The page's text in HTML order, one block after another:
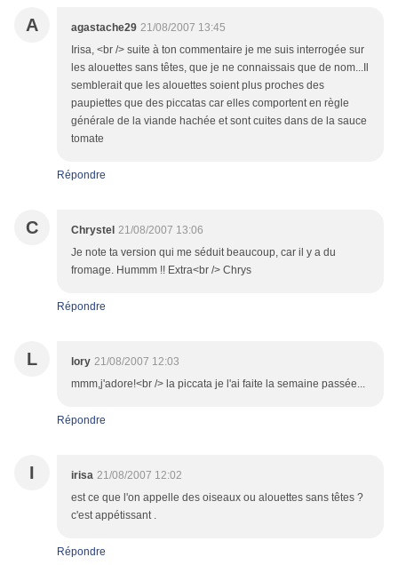
A agastache29 21/08/2007 13:45
Irisa, <br /> suite à ton commentaire je me suis interrogée sur
les alouettes sans têtes, que je ne connaissais que de nom...Il
semblerait que les alouettes soient plus proches des
paupiettes que des piccatas car elles comportent en règle
générale de la viande hachée et sont cuites dans de la sauce
tomate
Répondre
C Chrystel 21/08/2007 13:06
Je note ta version qui me séduit beaucoup, car il y a du
fromage. Hummm !! Extra<br /> Chrys
Répondre
L lory 21/08/2007 12:03
mmm,j'adore!<br /> la piccata je l'ai faite la semaine passée...
Répondre
I irisa 21/08/2007 12:02
est ce que l'on appelle des oiseaux ou alouettes sans têtes ?
c'est appétissant .
Répondre